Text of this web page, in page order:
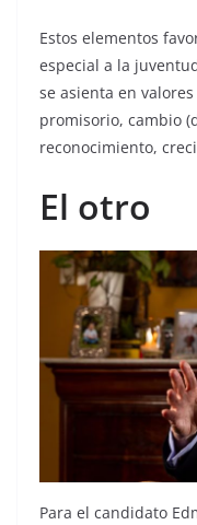
Estos elementos
especial a la
se asienta en
promisorio, cambio
reconocimiento,
El otro
Para el candidato